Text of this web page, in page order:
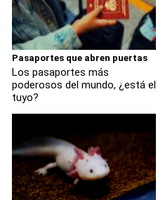
Pasaportes que abren puertas
Los pasaportes más
poderosos del mundo, ¿está el
tuyo?